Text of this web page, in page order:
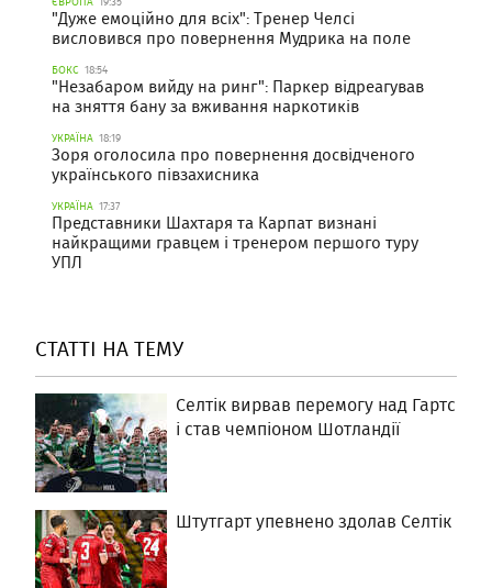
"Дуже емоційно для всіх": Тренер Челсі
висловився про повернення Мудрика на поле
БОКС 18:54
"Незабаром вийду на ринг": Паркер відреагував
на зняття бану за вживання наркотиків
УКРАЇНА 18:19
Зоря оголосила про повернення досвідченого
українського півзахисника
УКРАЇНА 17:37
Представники Шахтаря та Карпат визнані
найкращими гравцем і тренером першого туру
УПЛ
СТАТТІ НА ТЕМУ
Селтік вирвав перемогу над Гартс
і став чемпіоном Шотландії
Штутгарт упевнено здолав Селтік